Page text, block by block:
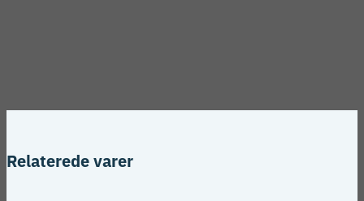
Relaterede varer